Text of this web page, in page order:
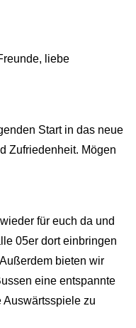
liebe
Start in das neue
Zufriedenheit. Mögen
für euch da und
05er dort einbringen
bieten wir
eine entspannte
zu